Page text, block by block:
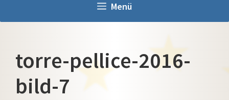
Menü
torre-pellice-2016-
bild-7